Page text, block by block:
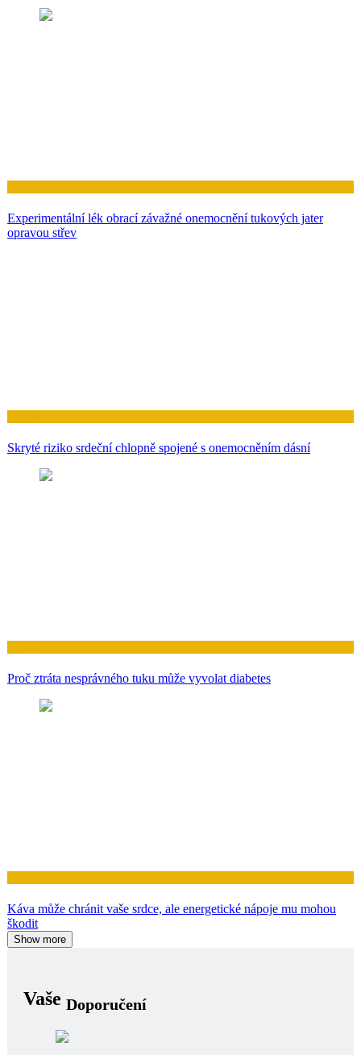
Experimentální lék obrací závažné onemocnění tukových jater
opravou střev
Skryté riziko srdeční chlopně spojené s onemocněním dásní
Proč ztráta nesprávného tuku může vyvolat diabetes
Káva může chránit vaše srdce, ale energetické nápoje mu mohou
škodit
Show more
Vaše Doporučení